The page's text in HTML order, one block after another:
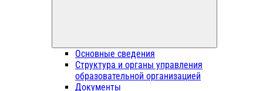
Основные сведения
Структура и органы управления
образовательной организацией
Документы